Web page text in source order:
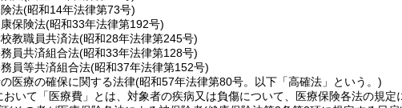
法(昭和14年法律第73号)
保険法(昭和33年法律第192号)
教職員共済法(昭和28年法律第245号)
員共済組合法(昭和33年法律第128号)
員等共済組合法(昭和37年法律第152号)
医療の確保に関する法律(昭和57年法律第80号。以下「高確法」という。)
おいて「医療費」とは、対象者の疾病又は負傷について、医療保険各法の規